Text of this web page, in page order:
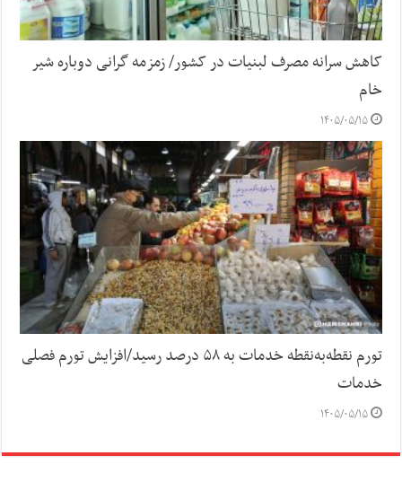
کاهش سرانه مصرف لبنیات در کشور/ زمزمه گرانی دوباره شیر
خام
۱۴۰۵/۰۵/۱۵
تورم نقطه‌به‌نقطه خدمات به ۵۸ درصد رسید/افزایش تورم فصلی
خدمات
۱۴۰۵/۰۵/۱۵